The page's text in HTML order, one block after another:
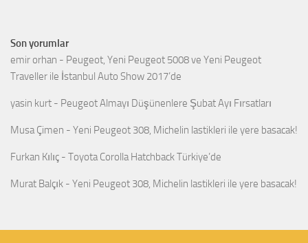
Son yorumlar
emir orhan - Peugeot, Yeni Peugeot 5008 ve Yeni Peugeot
Traveller ile İstanbul Auto Show 2017’de
yasin kurt - Peugeot Almayı Düşünenlere Şubat Ayı Fırsatları
Musa Çimen - Yeni Peugeot 308, Michelin lastikleri ile yere basacak!
Furkan Kılıç - Toyota Corolla Hatchback Türkiye’de
Murat Balçık - Yeni Peugeot 308, Michelin lastikleri ile yere basacak!